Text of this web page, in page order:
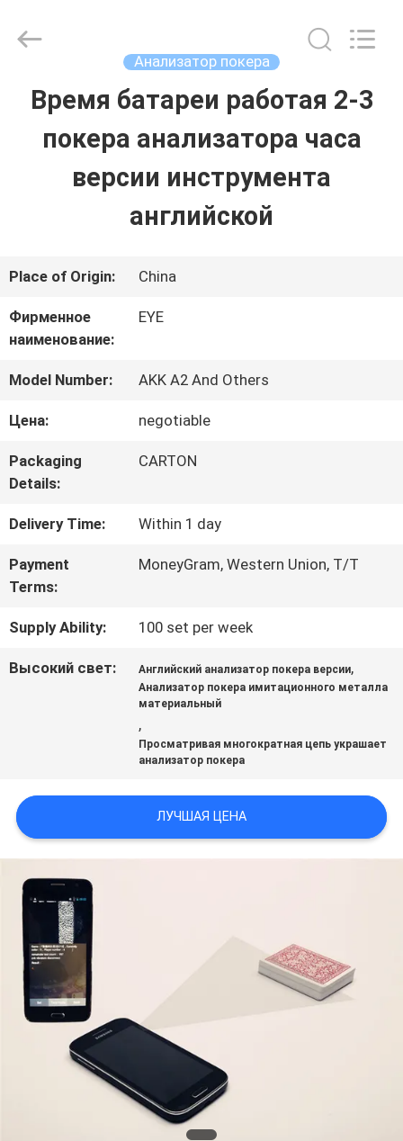
ГЛАВНАЯ
СТРАНИЦА
ПРОДУКЦИЯ
О
КОМПАНИИ
НАША
ФАБРИКА
КОНТРОЛЬ
КАЧЕСТВА
КОНТАКТНЫЕ
ДАННЫЕ
ОТПРАВИТЬ
КАРТА
САЙТА
PRIVACY
POLICY
Poker
Cheat
Reserved.
Анализатор покера
Время батареи работая 2-3
покера анализатора часа
версии инструмента
английской
Place of Origin: China
Фирменное
наименование:
EYE
Model Number: AKK A2 And Others
Цена: negotiable
Packaging
Details:
CARTON
Delivery Time: Within 1 day
Payment
Terms:
MoneyGram, Western Union, T/T
Supply Ability: 100 set per week
Высокий свет: Английский анализатор покера версии,
Анализатор покера имитационного металла
материальный
,
Просматривая многократная цепь украшает
анализатор покера
ЛУЧШАЯ ЦЕНА